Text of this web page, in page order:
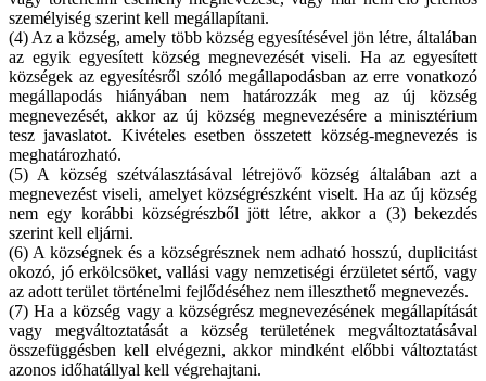
személyiség szerint kell megállapítani.
(4) Az a község, amely több község egyesítésével jön létre, általában
az egyik egyesített község megnevezését viseli. Ha az egyesített
községek az egyesítésről szóló megállapodásban az erre vonatkozó
megállapodás hiányában nem határozzák meg az új község
megnevezését, akkor az új község megnevezésére a minisztérium
tesz javaslatot. Kivételes esetben összetett község-megnevezés is
meghatározható.
(5) A község szétválasztásával létrejövő község általában azt a
megnevezést viseli, amelyet községrészként viselt. Ha az új község
nem egy korábbi községrészből jött létre, akkor a (3) bekezdés
szerint kell eljárni.
(6) A községnek és a községrésznek nem adható hosszú, duplicitást
okozó, jó erkölcsöket, vallási vagy nemzetiségi érzületet sértő, vagy
az adott terület történelmi fejlődéséhez nem illeszthető megnevezés.
(7) Ha a község vagy a községrész megnevezésének megállapítását
vagy megváltoztatását a község területének megváltoztatásával
összefüggésben kell elvégezni, akkor mindként előbbi változtatást
azonos időhatállyal kell végrehajtani.